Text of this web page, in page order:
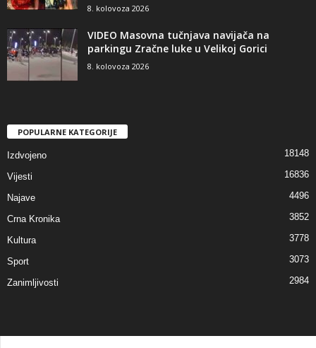
8. kolovoza 2026
VIDEO Masovna tučnjava navijača na
parkingu Zračne luke u Velikoj Gorici
8. kolovoza 2026
POPULARNE KATEGORIJE
Izdvojeno 18148
Vijesti 16836
Najave 4496
Crna Kronika 3852
Kultura 3778
Sport 3073
Zanimljivosti 2984